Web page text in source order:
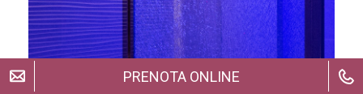
PRENOTA ONLINE